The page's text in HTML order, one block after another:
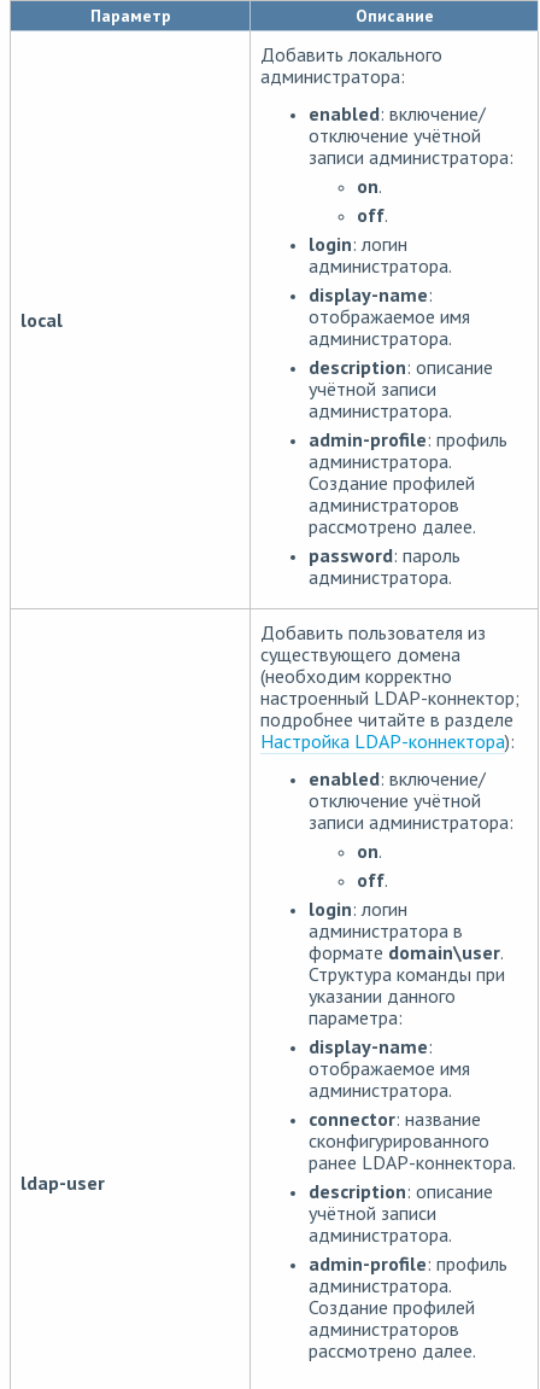
Параметр Описание
local
Добавить локального
администратора:
enabled: включение/
отключение учётной
записи администратора:
on.
off.
login: логин
администратора.
display-name:
отображаемое имя
администратора.
description: описание
учётной записи
администратора.
admin-profile: профиль
администратора.
Создание профилей
администраторов
рассмотрено далее.
password: пароль
администратора.
ldap-user
Добавить пользователя из
существующего домена
(необходим корректно
настроенный LDAP-коннектор;
подробнее читайте в разделе
Настройка LDAP-коннектора):
enabled: включение/
отключение учётной
записи администратора:
on.
off.
login: логин
администратора в
формате domain\user.
Структура команды при
указании данного
параметра:
display-name:
отображаемое имя
администратора.
connector: название
сконфигурированного
ранее LDAP-коннектора.
description: описание
учётной записи
администратора.
admin-profile: профиль
администратора.
Создание профилей
администраторов
рассмотрено далее.